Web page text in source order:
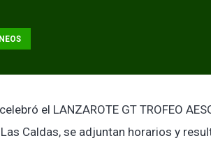
el LANZAROTE GT TROFEO
Caldas, se adjuntan horarios y